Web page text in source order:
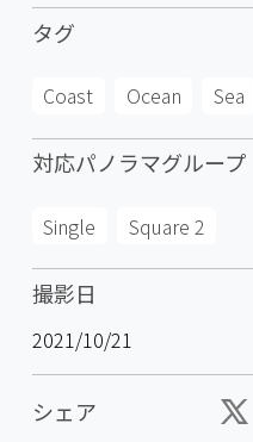
タグ
Coast Ocean Sea
対応パノラマグループ
Single Square 2
撮影日
2021/10/21
シェア